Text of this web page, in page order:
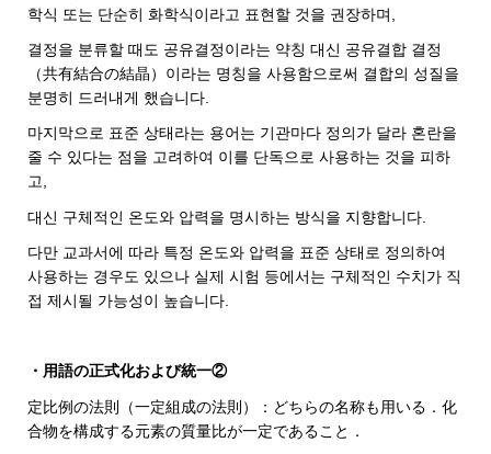
학식 또는 단순히 화학식이라고 표현할 것을 권장하며,
결정을 분류할 때도 공유결정이라는 약칭 대신 공유결합 결정
（共有結合の結晶）이라는 명칭을 사용함으로써 결합의 성질을
분명히 드러내게 했습니다.
마지막으로 표준 상태라는 용어는 기관마다 정의가 달라 혼란을
줄 수 있다는 점을 고려하여 이를 단독으로 사용하는 것을 피하
고,
대신 구체적인 온도와 압력을 명시하는 방식을 지향합니다.
다만 교과서에 따라 특정 온도와 압력을 표준 상태로 정의하여
사용하는 경우도 있으나 실제 시험 등에서는 구체적인 수치가 직
접 제시될 가능성이 높습니다.
・用語の正式化および統一②
定比例の法則（一定組成の法則）：どちらの名称も用いる．化
合物を構成する元素の質量比が一定であること．